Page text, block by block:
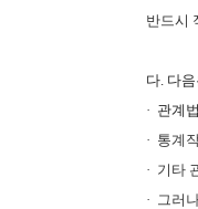
반드시
다. 다
· 관계
· 통계
· 기타
· 그러